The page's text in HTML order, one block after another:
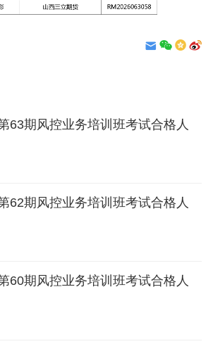
63期风控业务培训班考试合格人
62期风控业务培训班考试合格人
60期风控业务培训班考试合格人